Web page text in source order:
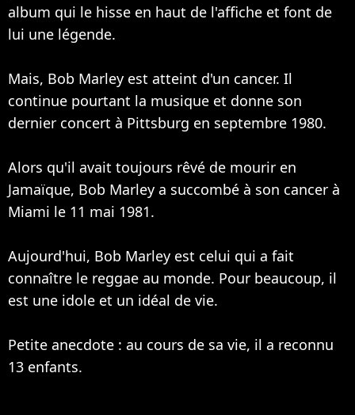
album qui le hisse en haut de l'affiche et font de
lui une légende.
Mais, Bob Marley est atteint d'un cancer. Il
continue pourtant la musique et donne son
dernier concert à Pittsburg en septembre 1980.
Alors qu'il avait toujours rêvé de mourir en
Jamaïque, Bob Marley a succombé à son cancer à
Miami le 11 mai 1981.
Aujourd'hui, Bob Marley est celui qui a fait
connaître le reggae au monde. Pour beaucoup, il
est une idole et un idéal de vie.
Petite anecdote : au cours de sa vie, il a reconnu
13 enfants.